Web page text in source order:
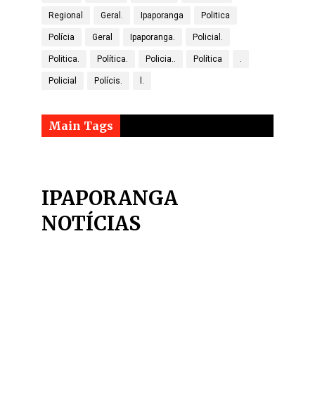
Regional Geral. Ipaporanga Politica
Polícia Geral Ipaporanga. Policial.
Politica. Política. Policia.. Política .
Policial Polícis. l.
Main Tags
IPAPORANGA
NOTÍCIAS